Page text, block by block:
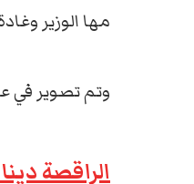
مها الوزير
وتم تصوير في
الراقصة